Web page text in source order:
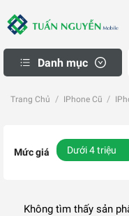
to
Danh mục
iPad cũ
Trang Chủ / IPhone Cũ /
Mức giá Dưới 4 triệu
Không tìm thấy sản